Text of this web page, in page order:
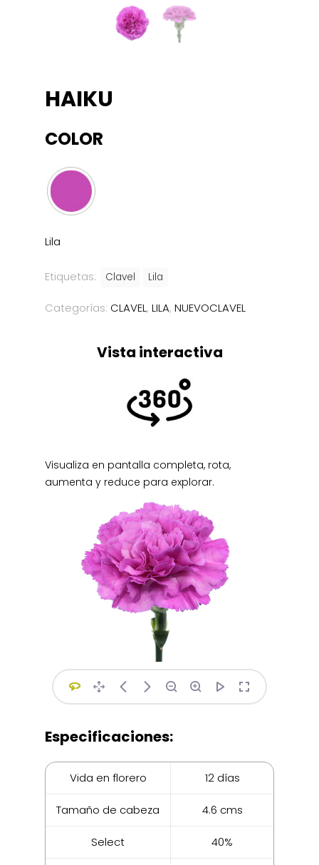
HAIKU
COLOR
Lila
Etiquetas: Clavel Lila
Categorías: CLAVEL, LILA, NUEVOCLAVEL
Vista interactiva
Visualiza en pantalla completa, rota,
aumenta y reduce para explorar.
Especificaciones:
Vida en florero 12 días
Tamaño de cabeza 4.6 cms
Select 40%